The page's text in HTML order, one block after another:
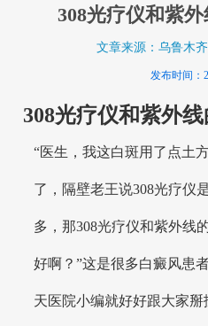
308光疗仪和紫
文章来源：乌鲁木
发布时间：
308光疗仪和紫外
“医生，我这白斑用了点土
了，隔壁老王说308光疗仪
多，那308光疗仪和紫外线
好啊？”这是很多白癜风患
天医院小编就好好跟大家掰